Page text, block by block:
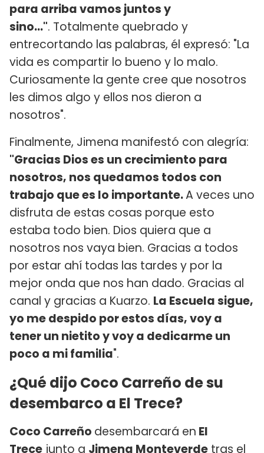
para arriba vamos juntos y
sino...". Totalmente quebrado y
entrecortando las palabras, él expresó: "La
vida es compartir lo bueno y lo malo.
Curiosamente la gente cree que nosotros
les dimos algo y ellos nos dieron a
nosotros".
Finalmente, Jimena manifestó con alegría:
"Gracias Dios es un crecimiento para
nosotros, nos quedamos todos con
trabajo que es lo importante.A veces uno
disfruta de estas cosas porque esto
estaba todo bien. Dios quiera que a
nosotros nos vaya bien. Gracias a todos
por estar ahí todas las tardes y por la
mejor onda que nos han dado. Gracias al
canal y gracias a Kuarzo. La Escuela sigue,
yo me despido por estos días, voy a
tener un nietito y voy a dedicarme un
poco a mi familia".
¿Qué dijo Coco Carreño de su
desembarco a El Trece?
Coco Carreño desembarcará en El
Trece junto a Jimena Monteverde tras el